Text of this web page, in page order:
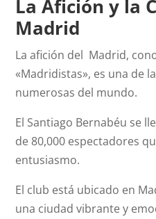
La Afición y la
Madrid
La afición del Madrid,
«Madridistas», es una de
numerosas del mundo.
El Santiago Bernabéu se
de 80,000 espectadores
entusiasmo.
El club está ubicado en
una ciudad vibrante y